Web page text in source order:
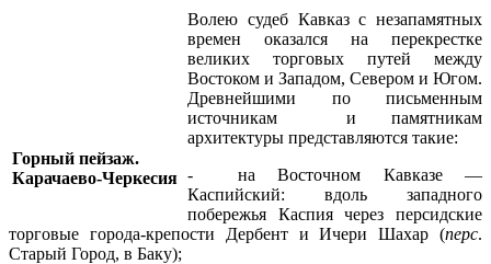
Горный пейзаж.
Карачаево-Черкесия
Волею судеб Кавказ с незапамятных
времен оказался на перекрестке
великих торговых путей между
Востоком и Западом, Севером и Югом.
Древнейшими по письменным
источникам и памятникам
архитектуры представляются такие:
- на Восточном Кавказе —
Каспийский: вдоль западного
побережья Каспия через персидские
торговые города-крепости Дербент и Ичери Шахар (перс.
Старый Город, в Баку);